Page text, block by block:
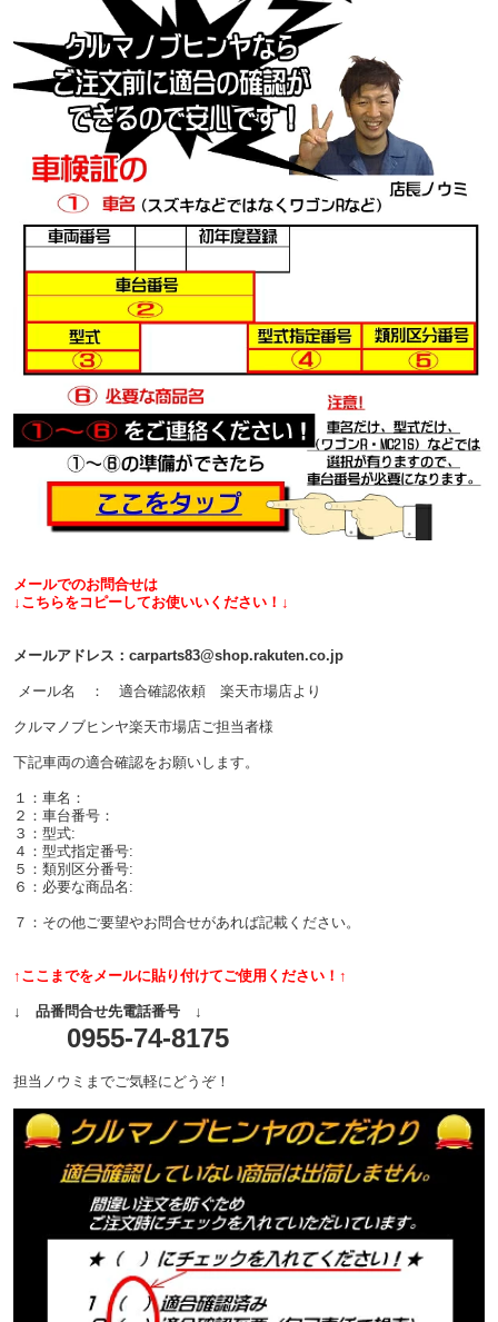
メールでのお問合せは
↓こちらをコピーしてお使いいください！↓
メールアドレス：carparts83@shop.rakuten.co.jp
メール名 ： 適合確認依頼 楽天市場店より
クルマノブヒンヤ楽天市場店ご担当者様
下記車両の適合確認をお願いします。
１：車名：
２：車台番号：
３：型式:
４：型式指定番号:
５：類別区分番号:
６：必要な商品名:
７：その他ご要望やお問合せがあれば記載ください。
↑ここまでをメールに貼り付けてご使用ください！↑
↓ 品番問合せ先電話番号 ↓
0955-74-8175
担当ノウミまでご気軽にどうぞ！